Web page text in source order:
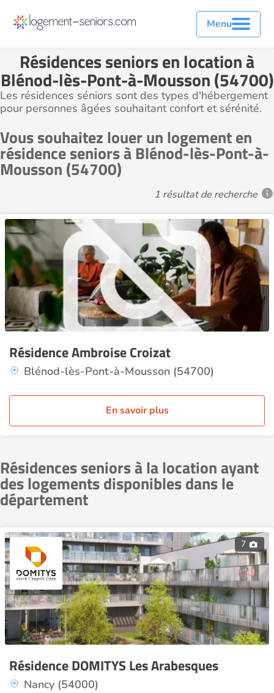
Menu
Résidences seniors en location à
Blénod-lès-Pont-à-Mousson (54700)
Les résidences séniors sont des types d'hébergement
pour personnes âgées souhaitant confort et sérénité.
Vous souhaitez louer un logement en
résidence seniors à Blénod-lès-Pont-à-
Mousson (54700)
1 résultat de recherche
Résidence Ambroise Croizat
Blénod-lès-Pont-à-Mousson (54700)
En savoir plus
Résidences seniors à la location ayant
des logements disponibles dans le
département
7
Résidence DOMITYS Les Arabesques
Nancy (54000)